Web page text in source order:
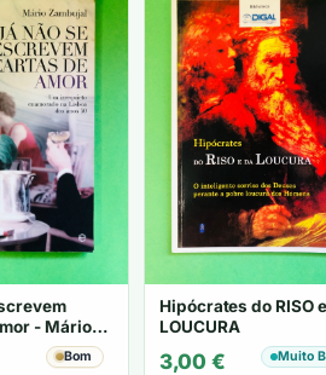
- Mário
Bom
Hipócrates do RISO
LOUCURA
3,00 € Muito